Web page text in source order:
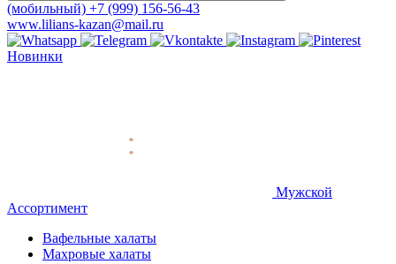
(мобильный) +7 (999) 156-56-43
www.lilians-kazan@mail.ru
Новинки
Мужской
Ассортимент
Вафельные халаты
Махровые халаты